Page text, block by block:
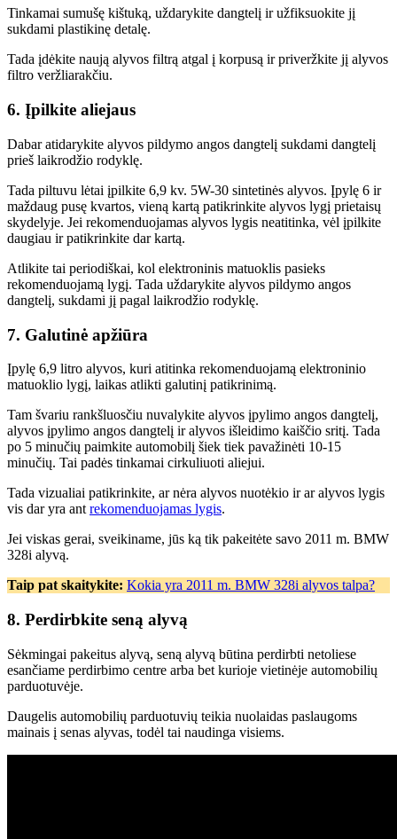
Tinkamai sumušę kištuką, uždarykite dangtelį ir užfiksuokite jį
sukdami plastikinę detalę.
Tada įdėkite naują alyvos filtrą atgal į korpusą ir priveržkite jį alyvos
filtro veržliarakčiu.
6. Įpilkite aliejaus
Dabar atidarykite alyvos pildymo angos dangtelį sukdami dangtelį
prieš laikrodžio rodyklę.
Tada piltuvu lėtai įpilkite 6,9 ​​kv. 5W-30 sintetinės alyvos. Įpylę 6 ir
maždaug pusę kvartos, vieną kartą patikrinkite alyvos lygį prietaisų
skydelyje. Jei rekomenduojamas alyvos lygis neatitinka, vėl įpilkite
daugiau ir patikrinkite dar kartą.
Atlikite tai periodiškai, kol elektroninis matuoklis pasieks
rekomenduojamą lygį. Tada uždarykite alyvos pildymo angos
dangtelį, sukdami jį pagal laikrodžio rodyklę.
7. Galutinė apžiūra
Įpylę 6,9 litro alyvos, kuri atitinka rekomenduojamą elektroninio
matuoklio lygį, laikas atlikti galutinį patikrinimą.
Tam švariu rankšluosčiu nuvalykite alyvos įpylimo angos dangtelį,
alyvos įpylimo angos dangtelį ir alyvos išleidimo kaiščio sritį. Tada
po 5 minučių paimkite automobilį šiek tiek pavažinėti 10-15
minučių. Tai padės tinkamai cirkuliuoti aliejui.
Tada vizualiai patikrinkite, ar nėra alyvos nuotėkio ir ar alyvos lygis
vis dar yra ant rekomenduojamas lygis.
Jei viskas gerai, sveikiname, jūs ką tik pakeitėte savo 2011 m. BMW
328i alyvą.
Taip pat skaitykite: Kokia yra 2011 m. BMW 328i alyvos talpa?
8. Perdirbkite seną alyvą
Sėkmingai pakeitus alyvą, seną alyvą būtina perdirbti netoliese
esančiame perdirbimo centre arba bet kurioje vietinėje automobilių
parduotuvėje.
Daugelis automobilių parduotuvių teikia nuolaidas paslaugoms
mainais į senas alyvas, todėl tai naudinga visiems.